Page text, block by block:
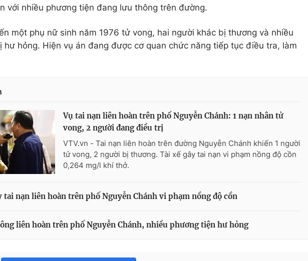
với nhiều phương tiện đang lưu thông trên đường.
một phụ nữ sinh năm 1976 tử vong, hai người khác bị thương và nhiều
hư hỏng. Hiện vụ án đang được cơ quan chức năng tiếp tục điều tra, làm
Vụ tai nạn liên hoàn trên phố Nguyễn Chánh: 1 nạn nhân tử
vong, 2 người đang điều trị
VTV.vn - Tai nạn liên hoàn trên đường Nguyễn Chánh khiến 1 người
tử vong, 2 người bị thương. Tài xế gây tai nạn vi phạm nồng độ cồn
0,264 mg/l khí thở.
tai nạn liên hoàn trên phố Nguyễn Chánh vi phạm nồng độ cồn
liên hoàn trên phố Nguyễn Chánh, nhiều phương tiện hư hỏng